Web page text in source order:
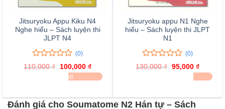
Jitsuryoku Appu Kiku N4
Nghe hiểu – Sách luyện thi
JLPT N4
0
trên
0
giá
(0)
110,000₫ Giá
gốc
100,000 ₫Giá
hiện
tại
ĐÃ BÁN 38
Jitsuryoku appu N1 Nghe
hiểu – Sách luyện thi JLPT
N1
0
trên
0
giá
(0)
130,000₫ Giá
95,000 ₫Giá
hiện
tại
Đánh giá cho Soumatome N2 Hán tự – Sách